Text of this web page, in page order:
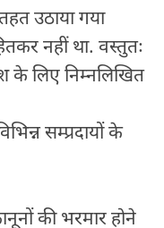
उठाया गया
नहीं था. वस्तुतः
के लिए निम्नलिखित
सम्प्रदायों के
की भरमार होने